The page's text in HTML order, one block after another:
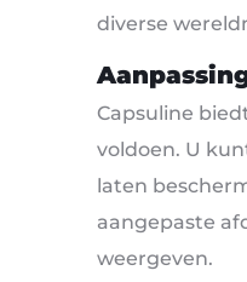
diverse
Capsuline
voldoen. U
laten
aangepaste
weergeven.